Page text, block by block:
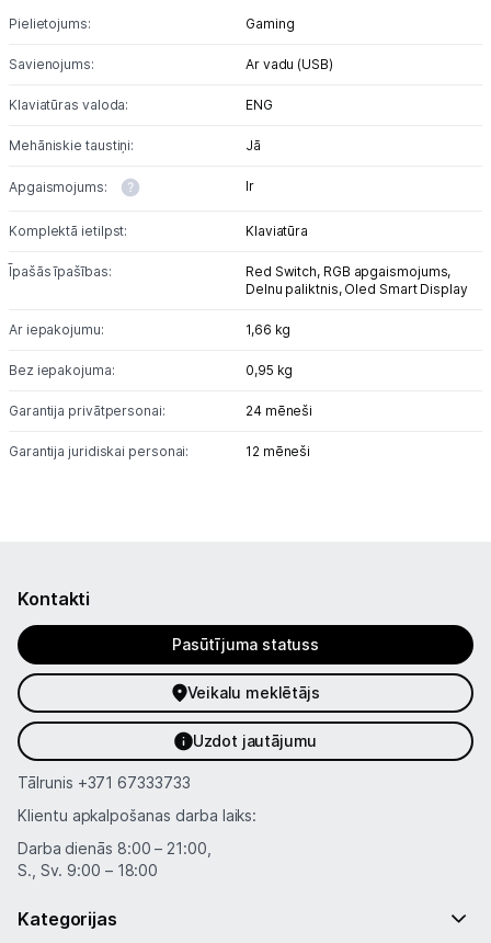
Pielietojums: Gaming
Savienojums: Ar vadu (USB)
Klaviatūras valoda: ENG
Mehāniskie taustiņi: Jā
Apgaismojums: Ir
Komplektā ietilpst: Klaviatūra
Īpašās īpašības: Red Switch, RGB apgaismojums,
Delnu paliktnis, Oled Smart Display
Ar iepakojumu: 1,66 kg
Bez iepakojuma: 0,95 kg
Garantija privātpersonai: 24 mēneši
Garantija juridiskai personai: 12 mēneši
Kontakti
Pasūtījuma statuss
Veikalu meklētājs
Uzdot jautājumu
Tālrunis +371 67333733
Klientu apkalpošanas darba laiks:
Darba dienās 8:00 – 21:00,
S., Sv. 9:00 – 18:00
Kategorijas